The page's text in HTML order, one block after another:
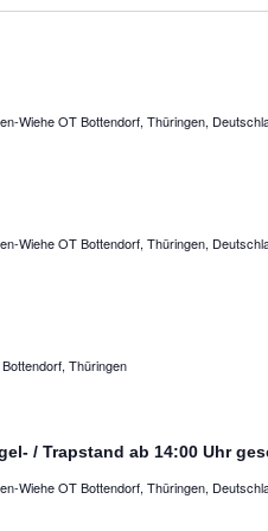
Wiehe OT Bottendorf, Thüringen,
Wiehe OT Bottendorf, Thüringen,
Thüringen
/ Trapstand ab 14:00 Uhr
Wiehe OT Bottendorf, Thüringen,